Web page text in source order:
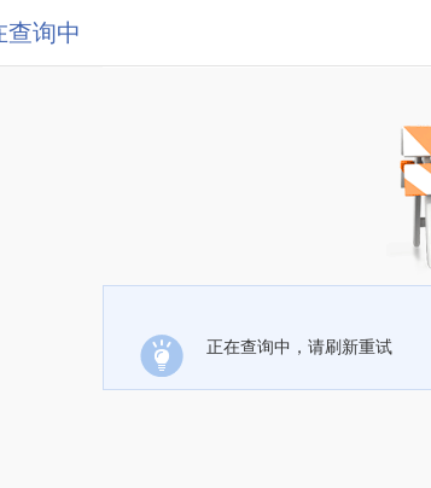
查询中
正在查询中，请刷新重试